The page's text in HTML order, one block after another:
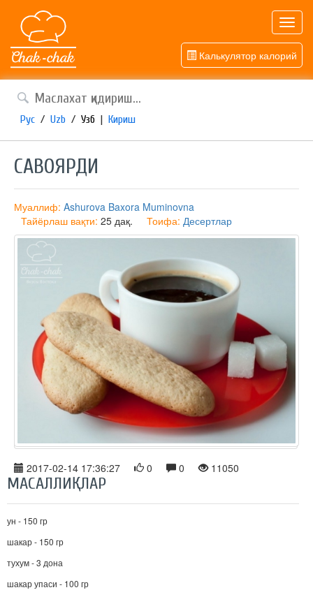
Калькулятор калорий
Рус / Uzb / Узб | Кириш
САВОЯРДИ
Муаллиф: Ashurova Baxora Muminovna
Тайёрлаш вақти: 25 дақ. Тоифа: Десертлар
2017-02-14 17:36:27 0 0 11050
МАСАЛЛИҚЛАР
ун - 150 гр
шакар - 150 гр
тухум - 3 дона
шакар упаси - 100 гр